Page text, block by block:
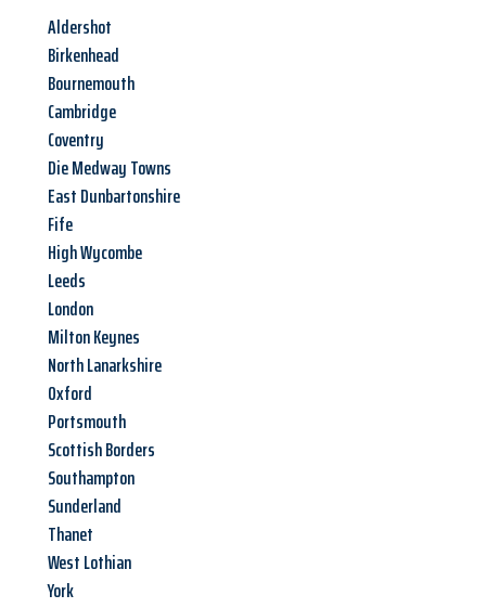
Aldershot
Birkenhead
Bournemouth
Cambridge
Coventry
Die Medway Towns
East Dunbartonshire
Fife
High Wycombe
Leeds
London
Milton Keynes
North Lanarkshire
Oxford
Portsmouth
Scottish Borders
Southampton
Sunderland
Thanet
West Lothian
York